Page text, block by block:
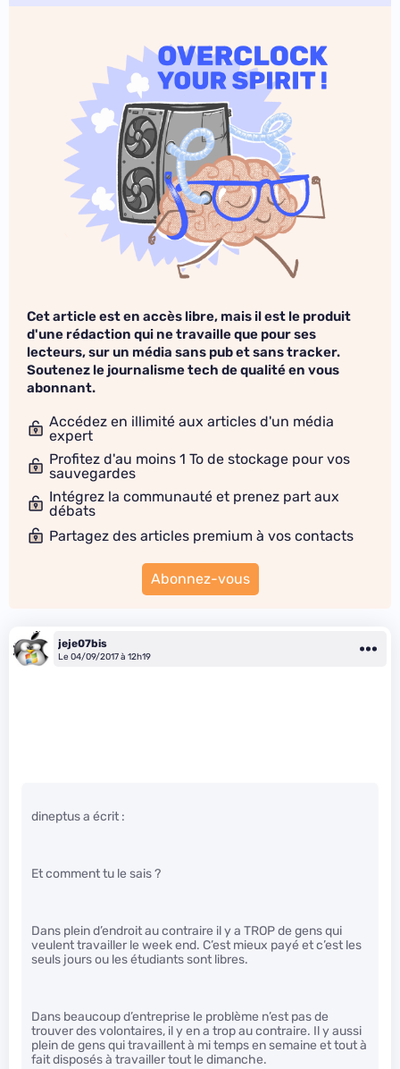
Cet article est en accès libre, mais il est le produit
d'une rédaction qui ne travaille que pour ses
lecteurs, sur un média sans pub et sans tracker.
Soutenez le journalisme tech de qualité en vous
abonnant.
Accédez en illimité aux articles d'un média
expert
Profitez d'au moins 1 To de stockage pour vos
sauvegardes
Intégrez la communauté et prenez part aux
débats
Partagez des articles premium à vos contacts
Abonnez-vous
jeje07bis
Le 04/09/2017 à 12h19
dineptus a écrit :
Et comment tu le sais ?
Dans plein d’endroit au contraire il y a TROP de gens qui
veulent travailler le week end. C’est mieux payé et c’est les
seuls jours ou les étudiants sont libres.
Dans beaucoup d’entreprise le problème n’est pas de
trouver des volontaires, il y en a trop au contraire. Il y aussi
plein de gens qui travaillent à mi temps en semaine et tout à
fait disposés à travailler tout le dimanche.